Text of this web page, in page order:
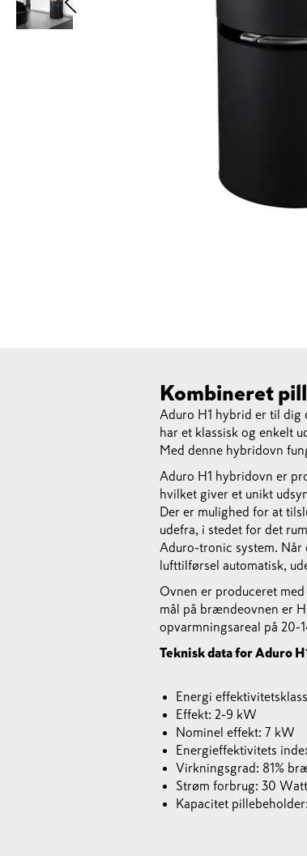
Kombineret
Aduro H1 hybrid er til dig
har et klassisk og enkelt
Med denne hybridovn
Aduro H1 hybridovn er
hvilket giver et unikt
Der er mulighed for at
udefra, i stedet for det
Aduro-tronic system. Når
lufttilførsel automatisk,
Ovnen er produceret
mål på brændeovnen er
opvarmningsareal på 20-
Teknisk data for Aduro
Energi
Effekt: 2-9 kW
Nominel effekt: 7 kW
Energieffektivitets
Virkningsgrad: 81%
Strøm forbrug: 30 Watt
Kapacitet